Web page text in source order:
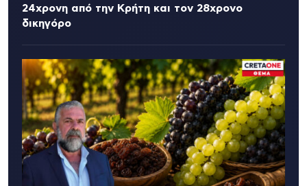
24χρονη από την Κρήτη και τον 28χρονο
δικηγόρο